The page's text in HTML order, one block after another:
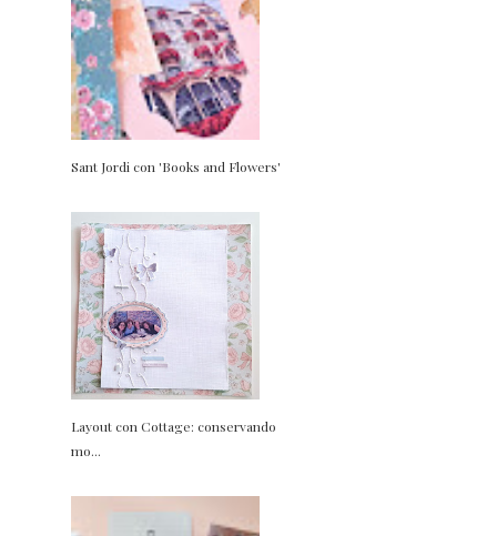
Sant Jordi con 'Books and Flowers'
Layout con Cottage: conservando
mo...